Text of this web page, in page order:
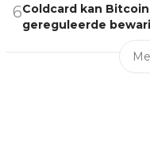
6Coldcard kan
gereguleerde